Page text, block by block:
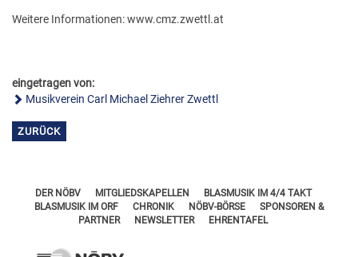
JOSEF LEEB-MEDAILLE
Weitere Informationen: www.cmz.zwettl.at
eingetragen von:
Musikverein Carl Michael Ziehrer Zwettl
ZURÜCK
DER NÖBV MITGLIEDSKAPELLEN
BLASMUSIK IM 4/4 TAKT
BLASMUSIK IM ORF
CHRONIK NÖBV-BÖRSE
SPONSOREN &
PARTNER
NEWSLETTER EHRENTAFEL